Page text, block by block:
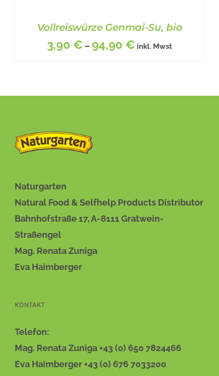
BESCHREIBUNG
DIE
OPTIONEN
KÖNNEN
Vollreiswürze Genmai-Su, bio
3,90 € – 94,90 € inkl. Mwst
Naturgarten
Natural Food & Selfhelp Products Distributor
Bahnhofstraße 17, A-8111 Gratwein-
Straßengel
Mag. Renata Zuniga
Eva Haimberger
KONTAKT
Telefon:
Mag. Renata Zuniga +43 (0) 650 7824466
Eva Haimberger +43 (0) 676 7033200